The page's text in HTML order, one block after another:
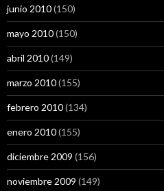
junio 2010(150)
mayo 2010(150)
abril 2010(149)
marzo 2010(155)
febrero 2010(134)
enero 2010(155)
diciembre 2009 (156)
noviembre 2009 (149)